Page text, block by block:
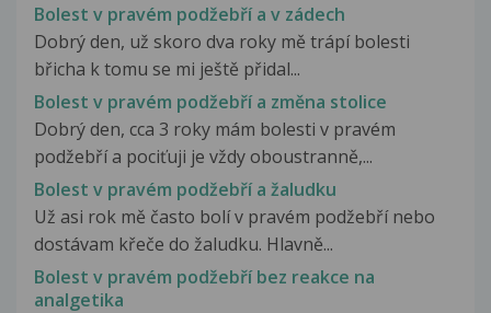
Bolest v pravém podžebří a v zádech
Dobrý den, už skoro dva roky mě trápí bolesti
břicha k tomu se mi ještě přidal...
Bolest v pravém podžebří a změna stolice
Dobrý den, cca 3 roky mám bolesti v pravém
podžebří a pociťuji je vždy oboustranně,...
Bolest v pravém podžebří a žaludku
Už asi rok mě často bolí v pravém podžebří nebo
dostávam křeče do žaludku. Hlavně...
Bolest v pravém podžebří bez reakce na
analgetika